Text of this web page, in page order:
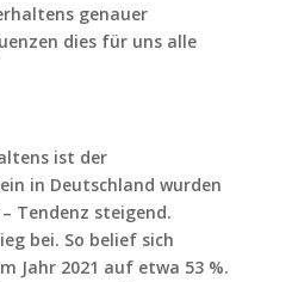
genauer
dies für uns alle
ist der
in Deutschland wurden
Tendenz steigend.
bei. So belief sich
Jahr 2021 auf etwa 53 %.